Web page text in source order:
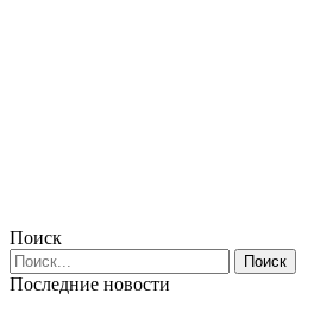
Поиск
Последние новости